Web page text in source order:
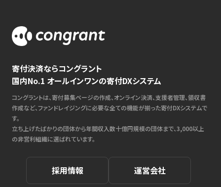
寄付決済ならコングラント
国内No.1 オールインワンの寄付DXシステム
コングラントは、寄付募集ページの作成、オンライン決済、支援者管理、領収書
作成など、ファンドレイジングに必要な全ての機能が揃った寄付DXシステムで
す。
立ち上げたばかりの団体から年間収入数十億円規模の団体まで、3,000以上
の非営利組織に選ばれています。
採用情報 運営会社